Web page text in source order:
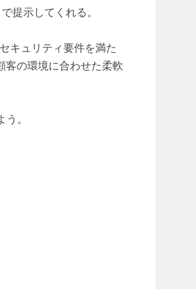
提示してくれる。
キュリティ要件を満た
の環境に合わせた柔軟
。